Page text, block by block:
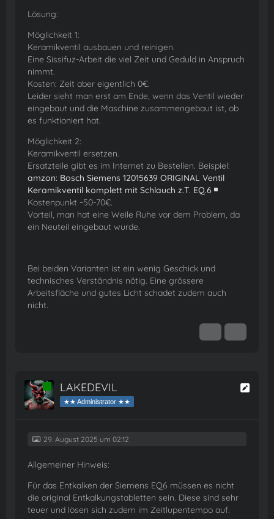
Lösung:
Möglichkeit 1:
Keramikventil ausbauen und reinigen.
Eine Sissifuz-Arbeit die viel Zeit und Geduld in Anspruch
nimmt.
Kosten: Zeit aber eigentlich 0€.
Leider sieht man erst am Ende, wenn das Ventil wieder
eingebaut und die Maschine zusammengebaut ist, ob
es funktioniert hat.
Möglichkeit 2:
Keramikventil ersetzen.
Ersatzteile gibt es im Internet zu Bestellen. Beispiel:
amzon: Bosch Siemens 12015639 ORIGINAL Ventil
Keramikventil komplett mit Schlauch z.T. EQ.6
Kostenpunkt ~50-70€.
Vorteil, man hat eine Weile Ruhe vor dem Problem, da
ein Neuteil eingebaut wurde.
Bei beiden Varianten ist ein wenig Geschick und
technisches Verständnis nötig. Eine grössere
Arbeitsfläche und gutes Licht schadet zudem auch
nicht.
Online LAKEDEVIL
★★ Administrator ★★
29. August 2025 um 02:12
Allgemeiner Hinweis:
Für das Entkalken der Siemens EQ6 müssen es nicht
die original Entkalkungstabletten sein. Diese sind sehr
teuer und lösen sich zudem im Zeitlupentempo auf.